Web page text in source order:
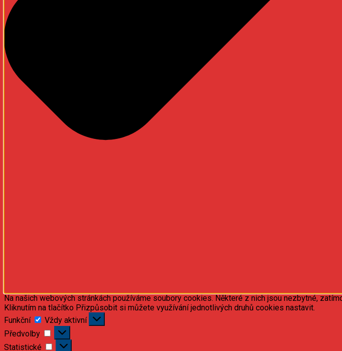
Na našich webových stránkách používáme soubory cookies. Některé z nich jsou nezbytné,
Kliknutím na tlačítko Přizpůsobit si můžete využívání jednotlivých druhů cookies nastavit.
Funkční
Funkční
Vždy aktivní
Předvolby
Předvolby
Statistické
Statistické